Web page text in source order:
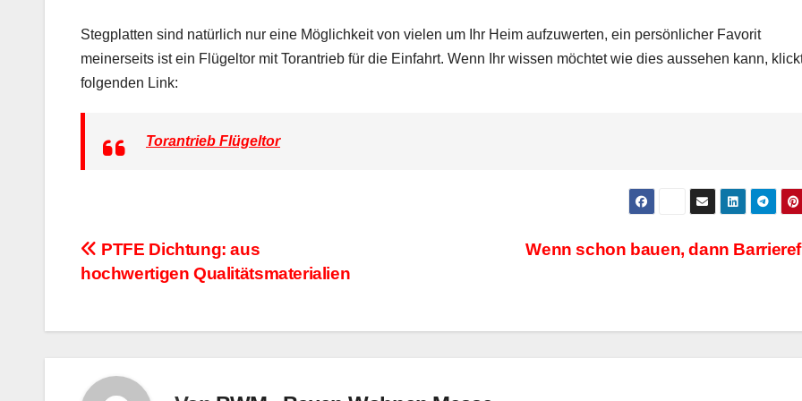
Stegplatten sind natürlich nur eine Möglichkeit von vielen um Ihr Heim aufzuwerten, ein persönlicher Favorit
meinerseits ist ein Flügeltor mit Torantrieb für die Einfahrt. Wenn Ihr wissen möchtet wie dies aussehen kann,
folgenden Link:
Torantrieb Flügeltor
Beitragsnavigation Wenn schon bauen, dann
PTFE Dichtung: aus
hochwertigen Qualitätsmaterialien